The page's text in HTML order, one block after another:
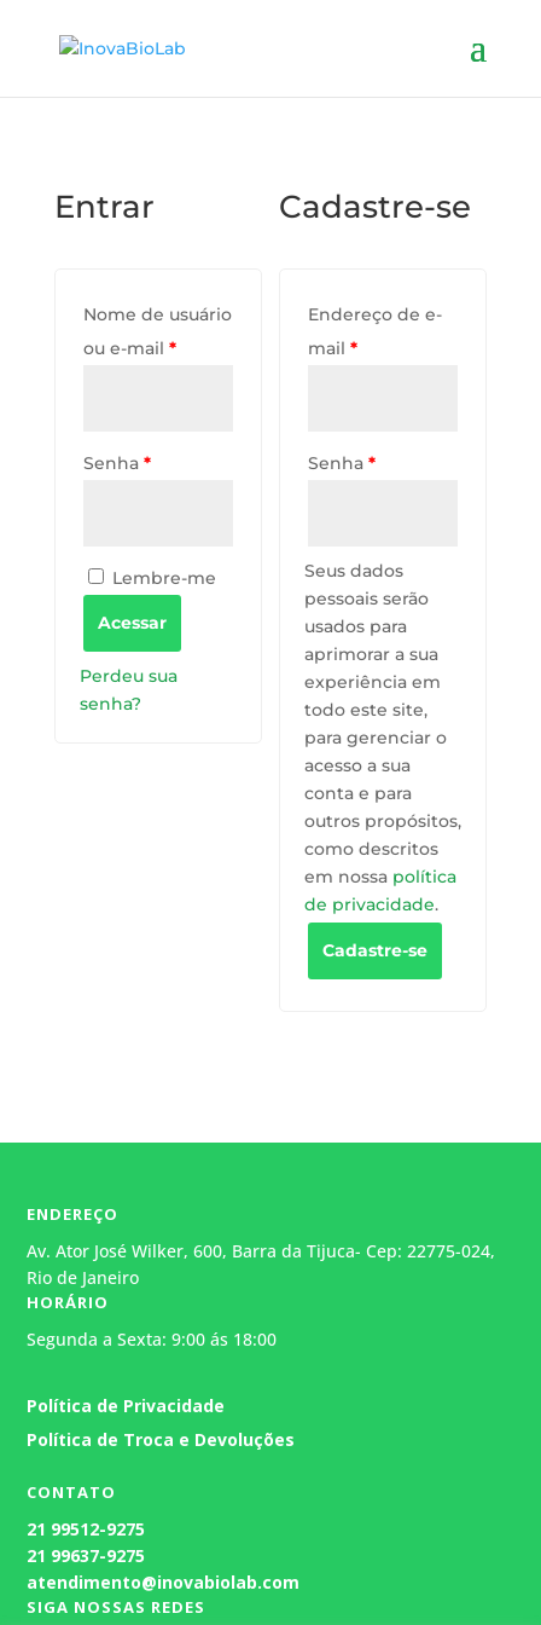
Entrar
Nome de usuário
ou e-mail *
Senha *
Lembre-me
Acessar
Perdeu sua
senha?
Cadastre-se
Endereço de e-
mail*
Senha*
Seus dados
pessoais serão
usados para
aprimorar a sua
experiência em
todo este site,
para gerenciar o
acesso a sua
conta e para
outros propósitos,
como descritos
em nossa política
de privacidade.
Cadastre-se
ENDEREÇO
Av. Ator José Wilker, 600, Barra da Tijuca- Cep: 22775-024,
Rio de Janeiro
HORÁRIO
Segunda a Sexta: 9:00 ás 18:00
Política de Privacidade
Política de Troca e Devoluções
CONTATO
21 99512-9275
21 99637-9275
atendimento@inovabiolab.com
SIGA NOSSAS REDES
Geralmente responde em alguns